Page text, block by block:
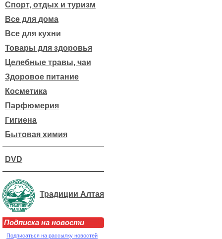
Спорт, отдых и туризм
Все для дома
Все для кухни
Товары для здоровья
Целебные травы, чаи
Здоровое питание
Косметика
Парфюмерия
Гигиена
Бытовая химия
DVD
Традиции Алтая
Подписка на новости
Подписаться на рассылку новостей